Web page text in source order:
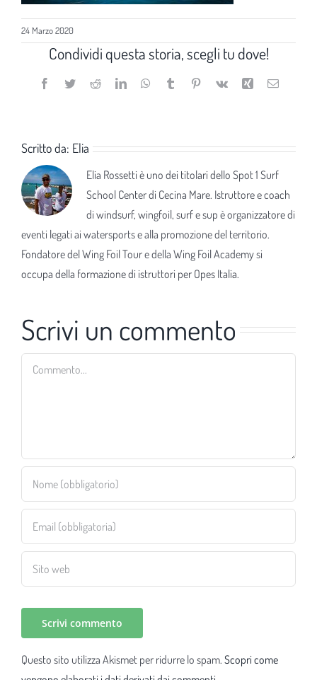
24 Marzo 2020
Condividi questa storia, scegli tu dove!
Facebook
TwitterRedditLinkedInWhatsApp
TumblrPinterest
Vk Xing Email
Scritto da: Elia
Elia Rossetti è uno dei titolari dello Spot 1 Surf
School Center di Cecina Mare. Istruttore e coach
di windsurf, wingfoil, surf e sup è organizzatore di
eventi legati ai watersports e alla promozione del territorio.
Fondatore del Wing Foil Tour e della Wing Foil Academy si
occupa della formazione di istruttori per Opes Italia.
Scrivi un commento
Commento
Questo sito utilizza Akismet per ridurre lo spam. Scopri come